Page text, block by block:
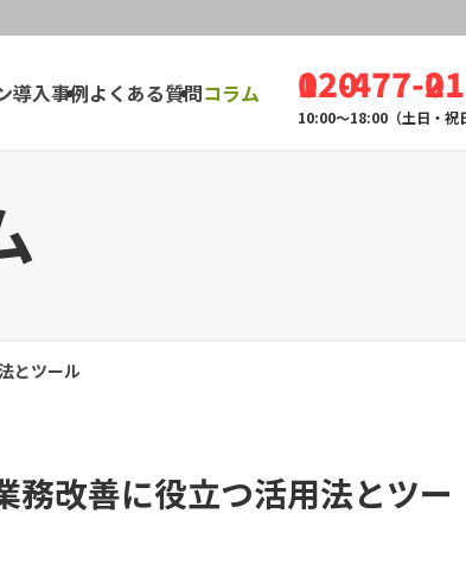
導入事例よくある質問コラム 0120-477-021
10:00～18:00（土日・祝
とツール
務改善に役立つ活用法とツー